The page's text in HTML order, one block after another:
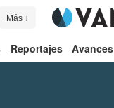
Más ↓
Reportajes Avances